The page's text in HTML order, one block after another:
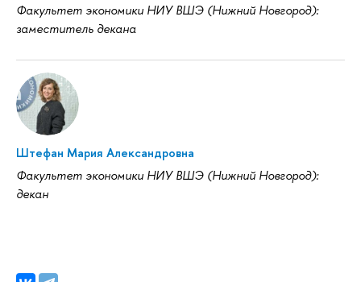
Факультет экономики НИУ ВШЭ (Нижний Новгород):
заместитель декана
Штефан Мария Александровна
Факультет экономики НИУ ВШЭ (Нижний Новгород):
декан